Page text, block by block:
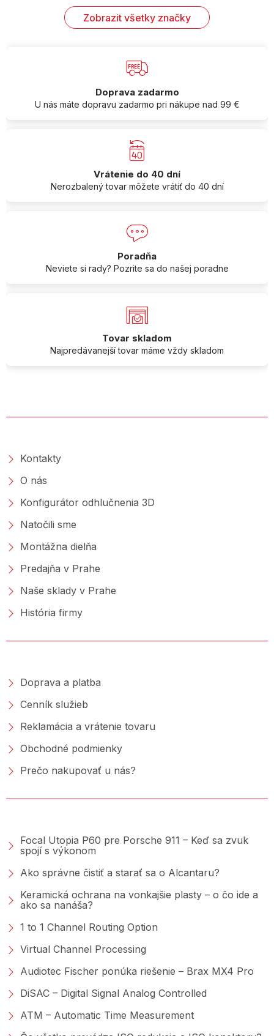
Zobrazit všetky značky
Doprava zadarmo
U nás máte dopravu zadarmo pri nákupe nad 99 €
Vrátenie do 40 dní
Nerozbalený tovar môžete vrátiť do 40 dní
Poradňa
Neviete si rady? Pozrite sa do našej poradne
Tovar skladom
Najpredávanejší tovar máme vždy skladom
Kontakty
O nás
Konfigurátor odhlučnenia 3D
Natočili sme
Montážna dielňa
Predajňa v Prahe
Naše sklady v Prahe
História firmy
Doprava a platba
Cenník služieb
Reklamácia a vrátenie tovaru
Obchodné podmienky
Prečo nakupovať u nás?
Focal Utopia P60 pre Porsche 911 – Keď sa zvuk
spojí s výkonom
Ako správne čistiť a starať sa o Alcantaru?
Keramická ochrana na vonkajšie plasty – o čo ide a
ako sa nanáša?
1 to 1 Channel Routing Option
Virtual Channel Processing
Audiotec Fischer ponúka riešenie – Brax MX4 Pro
DiSAC – Digital Signal Analog Controlled
ATM – Automatic Time Measurement